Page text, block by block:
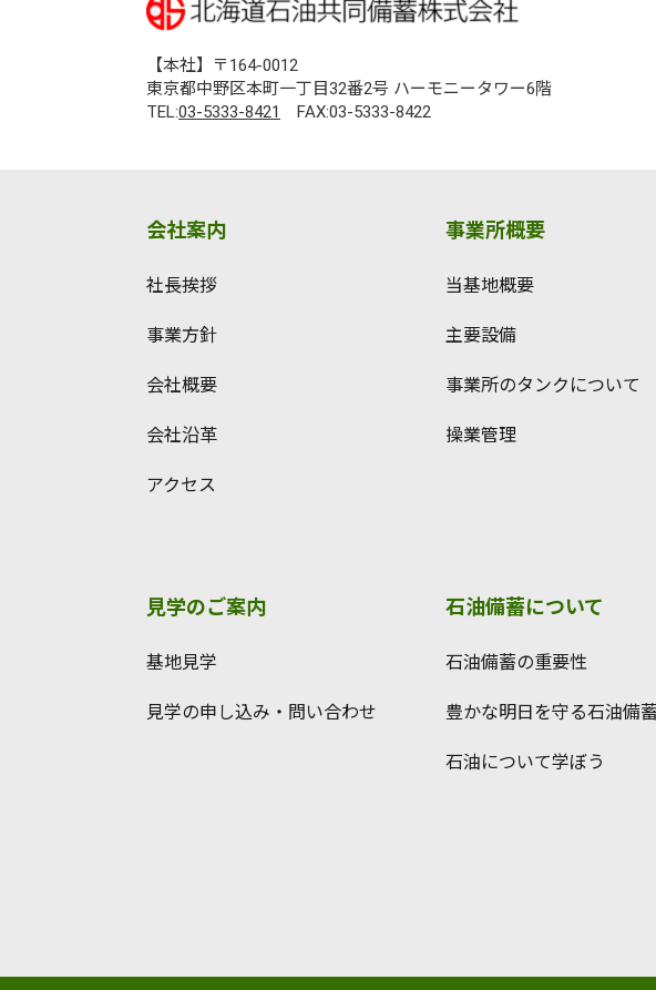
【本社】〒164-0012
東京都中野区本町一丁目32番2号 ハーモニータワー6階
TEL:03-5333-8421 FAX:03-5333-8422
会社案内
社長挨拶
事業方針
会社概要
会社沿革
アクセス
事業所概要
当基地概要
主要設備
事業所のタンクについて
操業管理
見学のご案内
基地見学
見学の申し込み・問い合わせ
石油備蓄について
石油備蓄の重要性
豊かな明日を守る石油備蓄
石油について学ぼう